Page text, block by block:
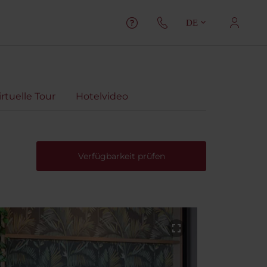
DE
Tour Hotelvideo
Verfügbarkeit prüfen